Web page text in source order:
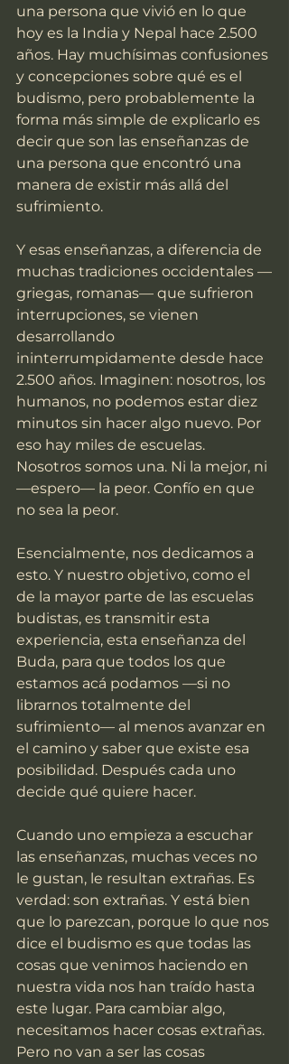
una persona que vivió en lo que
hoy es la India y Nepal hace 2.500
años. Hay muchísimas confusiones
y concepciones sobre qué es el
budismo, pero probablemente la
forma más simple de explicarlo es
decir que son las enseñanzas de
una persona que encontró una
manera de existir más allá del
sufrimiento.
Y esas enseñanzas, a diferencia de
muchas tradiciones occidentales —
griegas, romanas— que sufrieron
interrupciones, se vienen
desarrollando
ininterrumpidamente desde hace
2.500 años. Imaginen: nosotros, los
humanos, no podemos estar diez
minutos sin hacer algo nuevo. Por
eso hay miles de escuelas.
Nosotros somos una. Ni la mejor, ni
—espero— la peor. Confío en que
no sea la peor.
Esencialmente, nos dedicamos a
esto. Y nuestro objetivo, como el
de la mayor parte de las escuelas
budistas, es transmitir esta
experiencia, esta enseñanza del
Buda, para que todos los que
estamos acá podamos —si no
librarnos totalmente del
sufrimiento— al menos avanzar en
el camino y saber que existe esa
posibilidad. Después cada uno
decide qué quiere hacer.
Cuando uno empieza a escuchar
las enseñanzas, muchas veces no
le gustan, le resultan extrañas. Es
verdad: son extrañas. Y está bien
que lo parezcan, porque lo que nos
dice el budismo es que todas las
cosas que venimos haciendo en
nuestra vida nos han traído hasta
este lugar. Para cambiar algo,
necesitamos hacer cosas extrañas.
Pero no van a ser las cosas